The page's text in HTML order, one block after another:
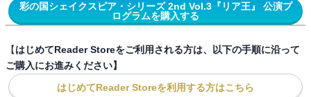
彩の国シェイクスピア・シリーズ 2nd Vol.3『リア王』 公演プ
ログラムを購入する
【はじめてReader Storeをご利用される方は、以下の手順に沿って
ご購入にお進みください】
はじめてReader Storeを利用する方はこちら